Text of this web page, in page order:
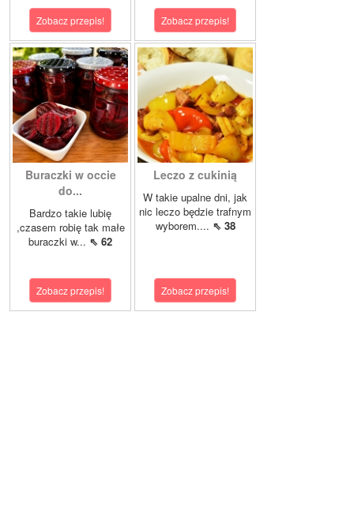
Zobacz przepis! Zobacz przepis!
Buraczki w occie
do...
Bardzo takie lubię
,czasem robię tak małe
buraczki w... ⇖ 62
Zobacz przepis!
Leczo z cukinią
W takie upalne dni, jak
nic leczo będzie trafnym
wyborem.... ⇖ 38
Zobacz przepis!